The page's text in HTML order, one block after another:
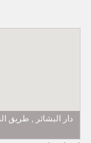
دار البشائر , طريق